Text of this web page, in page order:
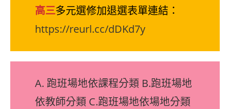
高三多元選修加退選表單連結：
https://reurl.cc/dDKd7y
A. 跑班場地依課程分類 B.跑班場地
依教師分類 C.跑班場地依場地分類